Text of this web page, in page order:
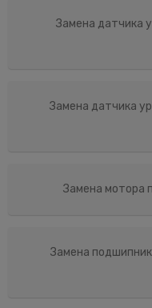
Замена датчика
Замена датчика
Замена мотора
Замена